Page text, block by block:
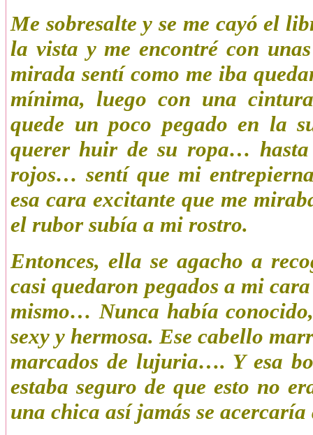
Me sobresalte y se me cayó el
la vista y me encontré con
mirada sentí como me iba
mínima, luego con una
quede un poco pegado en la
querer huir de su ropa… hasta
rojos… sentí que mi
esa cara excitante que me
el rubor subía a mi rostro.
Entonces, ella se agacho a
casi quedaron pegados a mi
mismo… Nunca había
sexy y hermosa. Ese cabello
marcados de lujuria…. Y esa
estaba seguro de que esto no
una chica así jamás se acercaría